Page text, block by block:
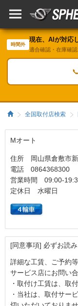
時間外
現在、AIが対応
適合確認・在庫確
📞
全国取付店検索
Mオート
住所 岡山県倉敷市
電話 0864368300
営業時間 09:00-
定休日 水曜日
[同意事項] 必ずお読
詳細な工賃、ご予約
サービス店にお問い
・取付け工賃は、取
・当社は、取付サー